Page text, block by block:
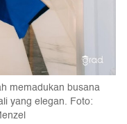
memadukan busana
yang elegan. Foto: